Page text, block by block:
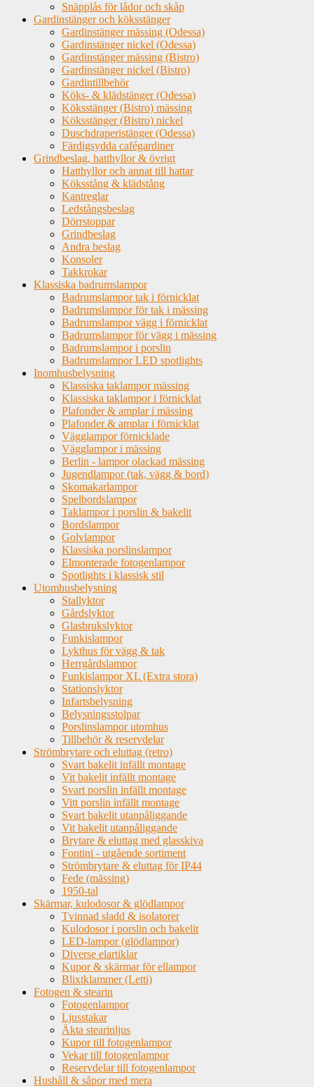
Snäpplås för lådor och skåp
Gardinstänger och köksstänger
Gardinstänger mässing (Odessa)
Gardinstänger nickel (Odessa)
Gardinstänger mässing (Bistro)
Gardinstänger nickel (Bistro)
Gardintillbehör
Köks- & klädstänger (Odessa)
Köksstänger (Bistro) mässing
Köksstänger (Bistro) nickel
Duschdraperistänger (Odessa)
Färdigsydda cafégardiner
Grindbeslag, hatthyllor & övrigt
Hatthyllor och annat till hattar
Köksstång & klädstång
Kantreglar
Ledstångsbeslag
Dörrstoppar
Grindbeslag
Andra beslag
Konsoler
Takkrokar
Klassiska badrumslampor
Badrumslampor tak i förnicklat
Badrumslampor för tak i mässing
Badrumslampor vägg i förnicklat
Badrumslampor för vägg i mässing
Badrumslampor i porslin
Badrumslampor LED spotlights
Inomhusbelysning
Klassiska taklampor mässing
Klassiska taklampor i förnicklat
Plafonder & amplar i mässing
Plafonder & amplar i förnicklat
Vägglampor förnicklade
Vägglampor i mässing
Berlin - lampor olackad mässing
Jugendlampor (tak, vägg & bord)
Skomakarlampor
Spelbordslampor
Taklampor i porslin & bakelit
Bordslampor
Golvlampor
Klassiska porslinslampor
Elmonterade fotogenlampor
Spotlights i klassisk stil
Utomhusbelysning
Stallyktor
Gårdslyktor
Glasbrukslyktor
Funkislampor
Lykthus för vägg & tak
Herrgårdslampor
Funkislampor XL (Extra stora)
Stationslyktor
Infartsbelysning
Belysningsstolpar
Porslinslampor utomhus
Tillbehör & reservdelar
Strömbrytare och eluttag (retro)
Svart bakelit infällt montage
Vit bakelit infällt montage
Svart porslin infällt montage
Vitt porslin infällt montage
Svart bakelit utanpåliggande
Vit bakelit utanpåliggande
Brytare & eluttag med glasskiva
Fontini - utgående sortiment
Strömbrytare & eluttag för IP44
Fede (mässing)
1950-tal
Skärmar, kulodosor & glödlampor
Tvinnad sladd & isolatorer
Kulodosor i porslin och bakelit
LED-lampor (glödlampor)
Diverse elartiklar
Kupor & skärmar för ellampor
Blixtklammer (Letti)
Fotogen & stearin
Fotogenlampor
Ljusstakar
Äkta stearinljus
Kupor till fotogenlampor
Vekar till fotogenlampor
Reservdelar till fotogenlampor
Hushåll & såpor med mera